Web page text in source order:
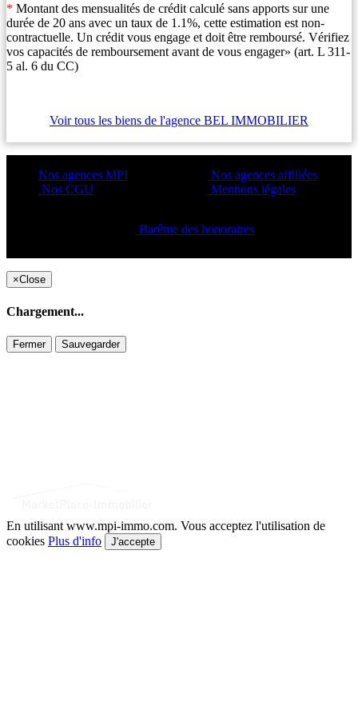
* Montant des mensualités de crédit calculé sans apports sur une
durée de 20 ans avec un taux de 1.1%, cette estimation est non-
contractuelle. Un crédit vous engage et doit être remboursé. Vérifiez
vos capacités de remboursement avant de vous engager» (art. L 311-
5 al. 6 du CC)
Voir tous les biens de l'agence BEL IMMOBILIER
Nos agences MPI
Nos CGU
Nos agences affiliées
Mentions légales
Barême des honoraires
×Close
Chargement...
Fermer Sauvegarder
En utilisant www.mpi-immo.com. Vous acceptez l'utilisation de
cookies Plus d'info J'accepte